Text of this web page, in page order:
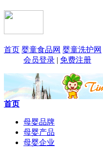
首页 婴童食品网 婴童洗护网
会员登录 | 免费注册
首页
母婴品牌
母婴产品
母婴企业